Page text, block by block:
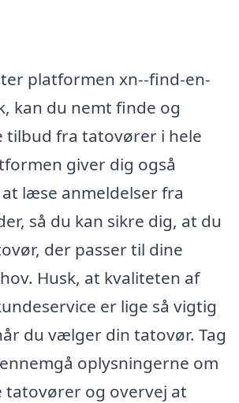
platformen xn--find-en-
kan du nemt finde og
tilbud fra tatovører i hele
giver dig også
læse anmeldelser fra
så du kan sikre dig, at du
der passer til dine
Husk, at kvaliteten af
er lige så vigtig
du vælger din tatovør. Tag
oplysningerne om
tatovører og overvej at